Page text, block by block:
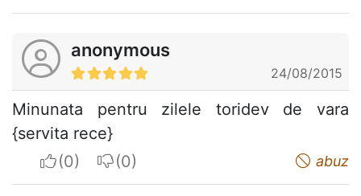
anonymous
24/08/2015
Minunata pentru zilele toridev de vara
{servita rece}
I apreciateI do not appreciate abuz